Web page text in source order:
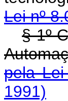
Lei nº
§ 1º
pela
1991)